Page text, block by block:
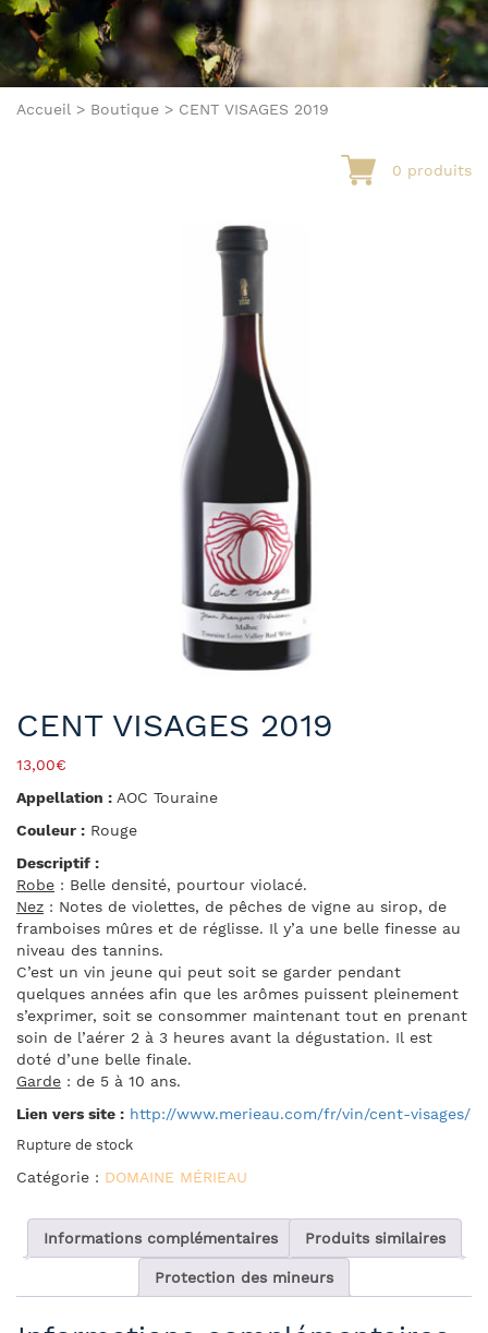
Accueil > Boutique > CENT VISAGES 2019
0 produits
CENT VISAGES 2019
13,00€
Appellation : AOC Touraine
Couleur : Rouge
Descriptif :
Robe : Belle densité, pourtour violacé.
Nez : Notes de violettes, de pêches de vigne au sirop, de
framboises mûres et de réglisse. Il y’a une belle finesse au
niveau des tannins.
C’est un vin jeune qui peut soit se garder pendant
quelques années afin que les arômes puissent pleinement
s’exprimer, soit se consommer maintenant tout en prenant
soin de l’aérer 2 à 3 heures avant la dégustation. Il est
doté d’une belle finale.
Garde : de 5 à 10 ans.
Lien vers site : http://www.merieau.com/fr/vin/cent-visages/
Rupture de stock
Catégorie : DOMAINE MÉRIEAU
Informations complémentaires Produits similaires
Protection des mineurs